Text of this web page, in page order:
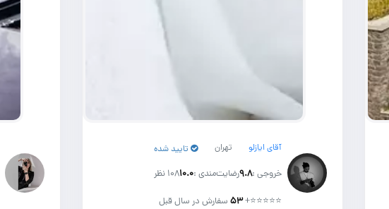
آقای ایازلو تهران تایید شده
خروجی :۹.۸رضایت‌مندی :۱۰.۰108 نظر
⭐⭐⭐⭐⭐
+۵۳سفارش در سال قبل